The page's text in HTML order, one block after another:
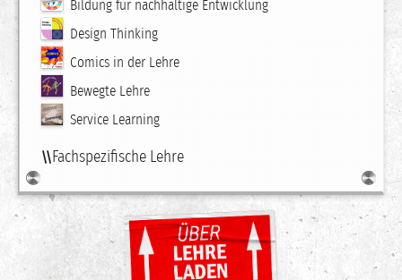
Bildung für nachhaltige Entwicklung
Design Thinking
Comics in der Lehre
Bewegte Lehre
Service Learning
Fachspezifische Lehre